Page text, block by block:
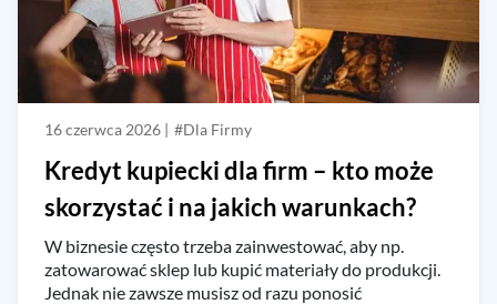
A może jedno i drugie?
Jeśli chcesz regularnie sprawdzać swoje dane w BIK oraz włączyć
ochronę przed wyłudzeniami, kliknij tutaj:
Rejestracja i zakup Pakietu BIK 129 zł
tożsamości, w tym numer PESEL.
16 czerwca 2026 | #Dla Firmy
Kredyt kupiecki dla firm – kto może
skorzystać i na jakich warunkach?
W biznesie często trzeba zainwestować, aby np.
zatowarować sklep lub kupić materiały do produkcji.
Jednak nie zawsze musisz od razu ponosić